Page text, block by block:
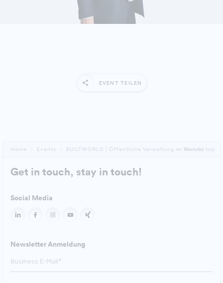
DETAILS ANZEIGEN
EVENT TEILEN
Home Events BUILTWORLD | Öffentliche Verwaltung im Wandel
Back to top
Get in touch, stay in touch!
Social Media
Newsletter Anmeldung